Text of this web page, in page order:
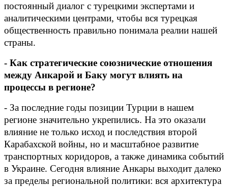
постоянный диалог с турецкими экспертами и
аналитическими центрами, чтобы вся турецкая
общественность правильно понимала реалии нашей
страны.
- Как стратегические союзнические отношения
между Анкарой и Баку могут влиять на
процессы в регионе?
- За последние годы позиции Турции в нашем
регионе значительно укрепились. На это оказали
влияние не только исход и последствия второй
Карабахской войны, но и масштабное развитие
транспортных коридоров, а также динамика событий
в Украине. Сегодня влияние Анкары выходит далеко
за пределы региональной политики: вся архитектура